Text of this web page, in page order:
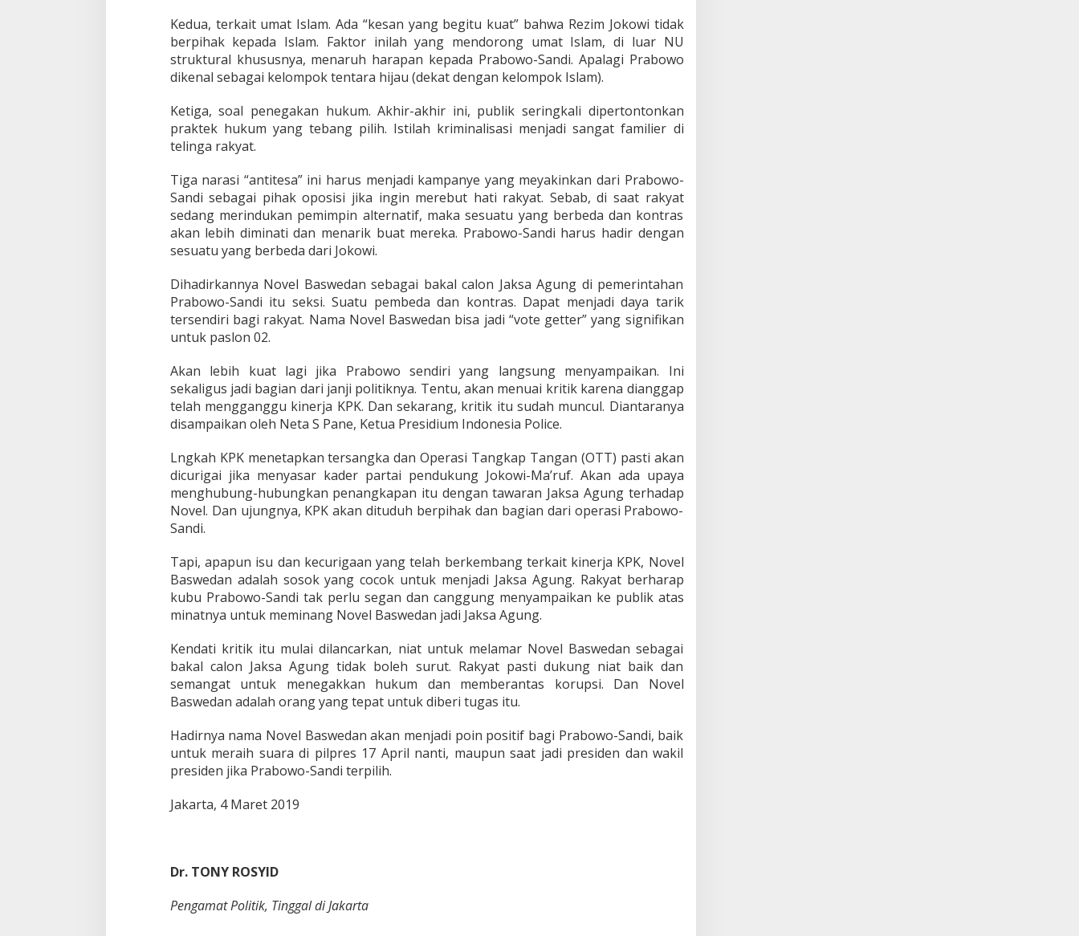
Kedua, terkait umat Islam. Ada “kesan yang begitu kuat” bahwa Rezim Jokowi tidak
berpihak kepada Islam. Faktor inilah yang mendorong umat Islam, di luar NU
struktural khususnya, menaruh harapan kepada Prabowo-Sandi. Apalagi Prabowo
dikenal sebagai kelompok tentara hijau (dekat dengan kelompok Islam).
Ketiga, soal penegakan hukum. Akhir-akhir ini, publik seringkali dipertontonkan
praktek hukum yang tebang pilih. Istilah kriminalisasi menjadi sangat familier di
telinga rakyat.
Tiga narasi “antitesa” ini harus menjadi kampanye yang meyakinkan dari Prabowo-
Sandi sebagai pihak oposisi jika ingin merebut hati rakyat. Sebab, di saat rakyat
sedang merindukan pemimpin alternatif, maka sesuatu yang berbeda dan kontras
akan lebih diminati dan menarik buat mereka. Prabowo-Sandi harus hadir dengan
sesuatu yang berbeda dari Jokowi.
Dihadirkannya Novel Baswedan sebagai bakal calon Jaksa Agung di pemerintahan
Prabowo-Sandi itu seksi. Suatu pembeda dan kontras. Dapat menjadi daya tarik
tersendiri bagi rakyat. Nama Novel Baswedan bisa jadi “vote getter” yang signifikan
untuk paslon 02.
Akan lebih kuat lagi jika Prabowo sendiri yang langsung menyampaikan. Ini
sekaligus jadi bagian dari janji politiknya. Tentu, akan menuai kritik karena dianggap
telah mengganggu kinerja KPK. Dan sekarang, kritik itu sudah muncul. Diantaranya
disampaikan oleh Neta S Pane, Ketua Presidium Indonesia Police.
Lngkah KPK menetapkan tersangka dan Operasi Tangkap Tangan (OTT) pasti akan
dicurigai jika menyasar kader partai pendukung Jokowi-Ma’ruf. Akan ada upaya
menghubung-hubungkan penangkapan itu dengan tawaran Jaksa Agung terhadap
Novel. Dan ujungnya, KPK akan dituduh berpihak dan bagian dari operasi Prabowo-
Sandi.
Tapi, apapun isu dan kecurigaan yang telah berkembang terkait kinerja KPK, Novel
Baswedan adalah sosok yang cocok untuk menjadi Jaksa Agung. Rakyat berharap
kubu Prabowo-Sandi tak perlu segan dan canggung menyampaikan ke publik atas
minatnya untuk meminang Novel Baswedan jadi Jaksa Agung.
Kendati kritik itu mulai dilancarkan, niat untuk melamar Novel Baswedan sebagai
bakal calon Jaksa Agung tidak boleh surut. Rakyat pasti dukung niat baik dan
semangat untuk menegakkan hukum dan memberantas korupsi. Dan Novel
Baswedan adalah orang yang tepat untuk diberi tugas itu.
Hadirnya nama Novel Baswedan akan menjadi poin positif bagi Prabowo-Sandi, baik
untuk meraih suara di pilpres 17 April nanti, maupun saat jadi presiden dan wakil
presiden jika Prabowo-Sandi terpilih.
Jakarta, 4 Maret 2019
Dr. TONY ROSYID
Pengamat Politik, Tinggal di Jakarta